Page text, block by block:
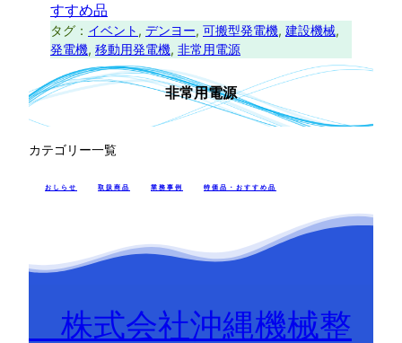
すすめ品
タグ： イベント , デンヨー, 可搬型発電機, 建設機械
発電機, 移動用発電機, 非常用電源
非常用電源
カテゴリー一覧
おしらせ 取扱商品 業務事例 特価品・おすすめ品
株式会社沖縄機械整